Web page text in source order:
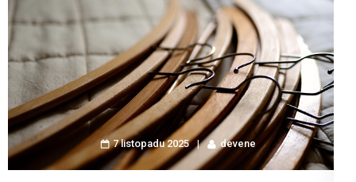
7 listopadu 2025 devene